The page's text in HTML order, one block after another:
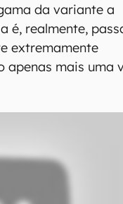
da variante a
é, realmente,
extremamente
apenas mais uma